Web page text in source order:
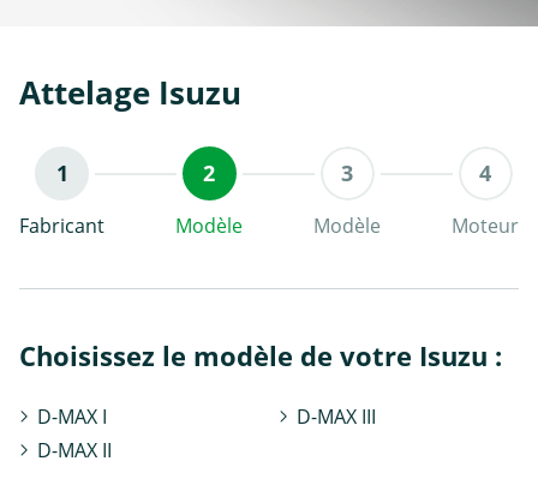
Attelage Isuzu
Fabricant Modèle Modèle Moteur
Choisissez le modèle de votre Isuzu :
D-MAX I
D-MAX II
D-MAX III